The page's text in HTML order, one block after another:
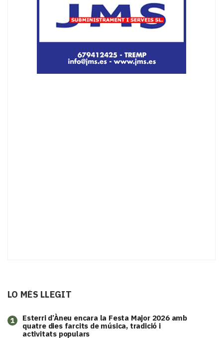
LO MÉS LLEGIT
1
Esterri d’Àneu encara la Festa Major 2026 amb
quatre dies farcits de música, tradició i
activitats populars